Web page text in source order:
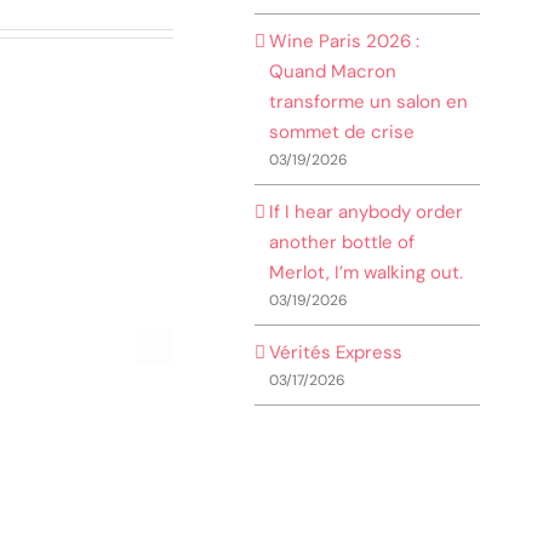
Wine Paris 2026 :
Quand Macron
transforme un salon en
sommet de crise
03/19/2026
If I hear anybody order
another bottle of
Merlot, I’m walking out.
03/19/2026
Vérités Express
03/17/2026